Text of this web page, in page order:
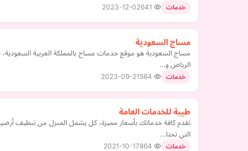
خدمات 2023-12-02
مساج السعودية
مساج السعودية هو موقع خدمات مساج بالمملكة العربية
الرياض و…
خدمات 2023-09-21
طيبة للخدمات العامة
تقدم كافة خدماتك بأسعار مميزة، كل يشمل المنزل من تنظيف
التي تحتا…
خدمات 2021-10-17